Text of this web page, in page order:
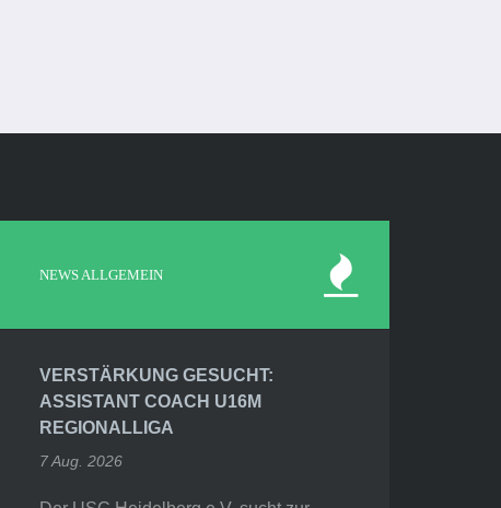
NEWS ALLGEMEIN
VERSTÄRKUNG GESUCHT:
ASSISTANT COACH U16M
REGIONALLIGA
7 Aug. 2026